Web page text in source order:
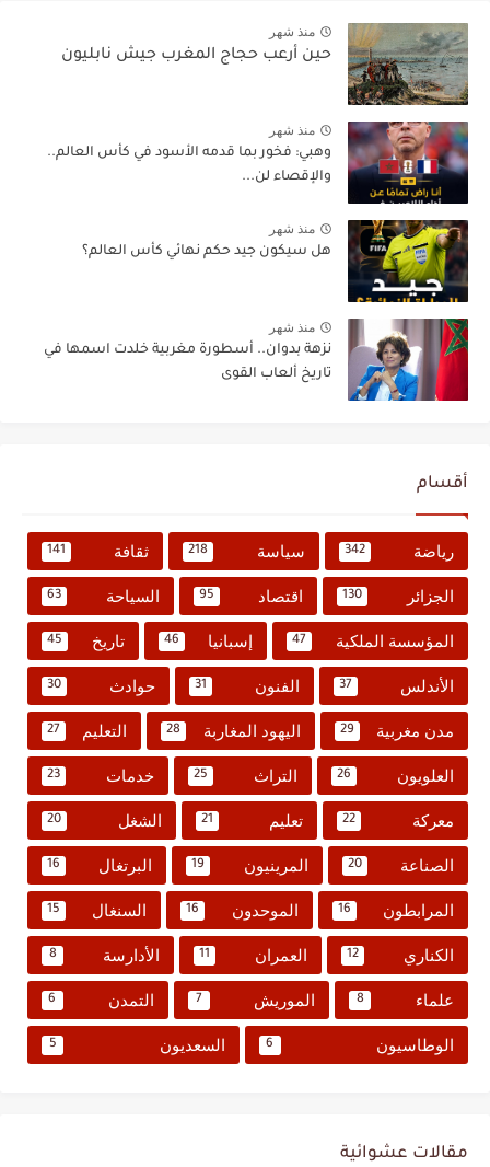
منذ شهر
حين أرعب حجاج المغرب جيش نابليون
منذ شهر
وهبي: فخور بما قدمه الأسود في كأس العالم..
والإقصاء لن...
منذ شهر
هل سيكون جيد حكم نهائي كأس العالم؟
منذ شهر
نزهة بدوان.. أسطورة مغربية خلدت اسمها في
تاريخ ألعاب القوى
أقسام
رياضة 342 سياسة 218 ثقافة 141
الجزائر 130 اقتصاد 95 السياحة 63
المؤسسة الملكية 47 إسبانيا 46 تاريخ 45
الأندلس 37 الفنون 31 حوادث 30
مدن مغربية 29 اليهود المغاربة 28 التعليم 27
العلويون 26 التراث 25 خدمات 23
معركة 22 تعليم 21 الشغل 20
الصناعة 20 المرينيون 19 البرتغال 16
المرابطون 16 الموحدون 16 السنغال 15
الكناري 12 العمران 11 الأدارسة 8
علماء 8 الموريش 7 التمدن 6
الوطاسيون 6 السعديون 5
مقالات عشوائية